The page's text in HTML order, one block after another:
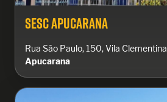
Sesc Apucarana
Rua São Paulo, 150, Vila Clementina
Apucarana